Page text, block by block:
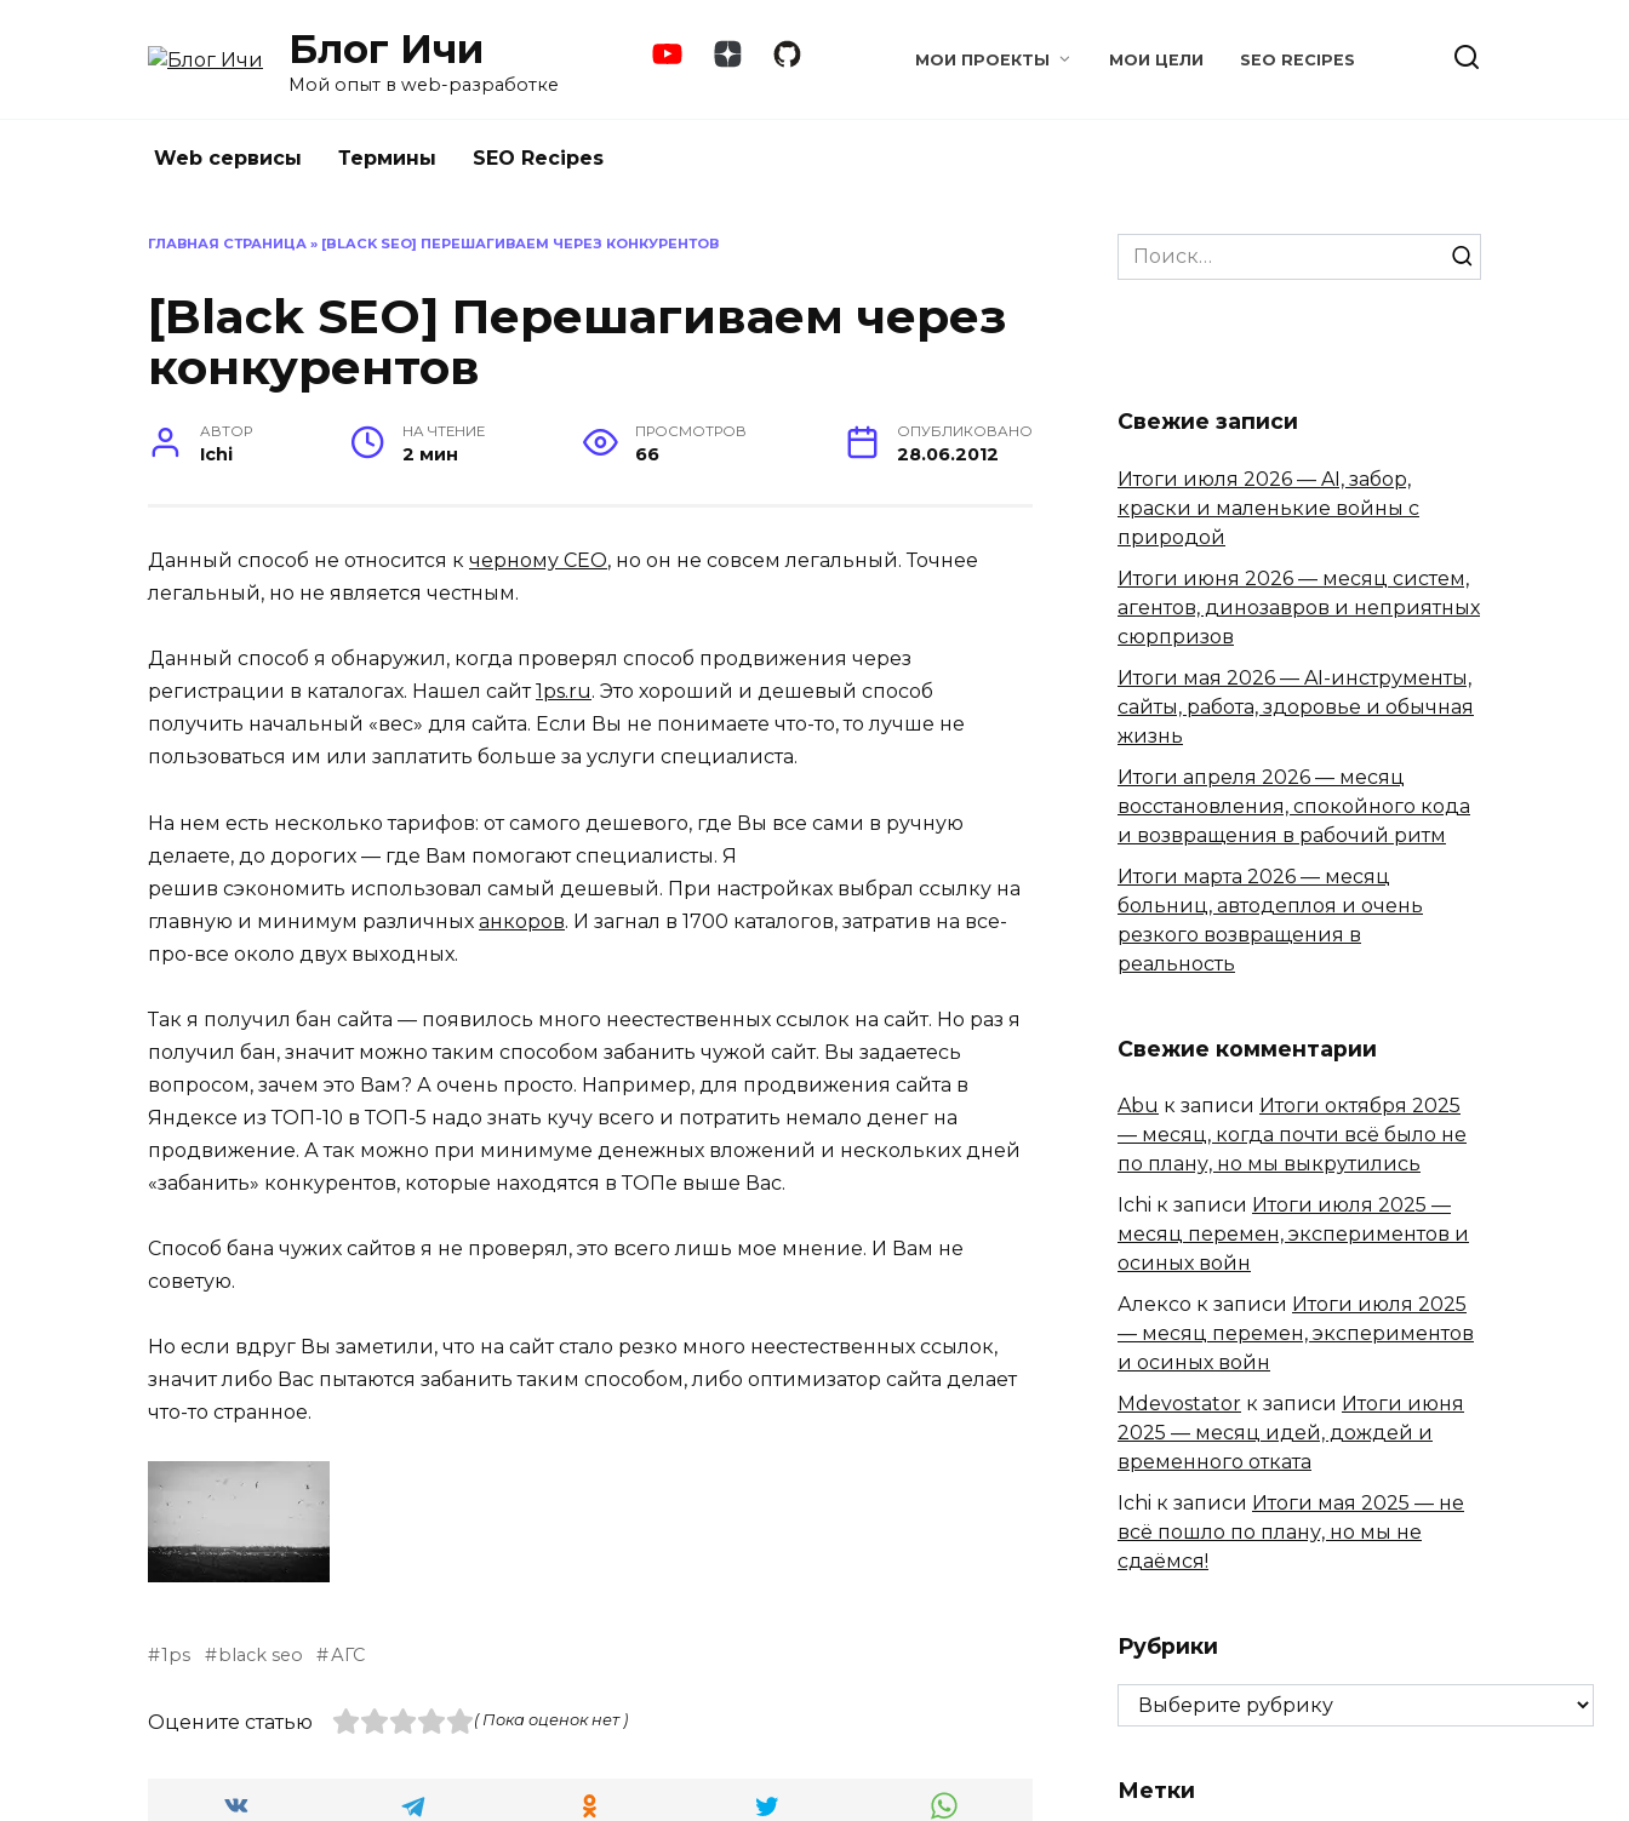
Блог Ичи
Мой опыт в web-разработке
МОИ ПРОЕКТЫ МОИ ЦЕЛИ SEO RECIPES
Web сервисы Термины SEO Recipes
ГЛАВНАЯ СТРАНИЦА » [BLACK SEO] ПЕРЕШАГИВАЕМ ЧЕРЕЗ КОНКУРЕНТОВ
[Black SEO] Перешагиваем через
конкурентов
АВТОР
Ichi
НА ЧТЕНИЕ
2 мин
ПРОСМОТРОВ
66
ОПУБЛИКОВАНО
28.06.2012
Данный способ не относится к черному СЕО, но он не совсем легальный. Точнее
легальный, но не является честным.
Данный способ я обнаружил, когда проверял способ продвижения через
регистрации в каталогах. Нашел сайт1ps.ru. Это хороший и дешевый способ
получить начальный «вес» для сайта. Если Вы не понимаете что-то, то лучше не
пользоваться им или заплатить больше за услуги специалиста.
На нем есть несколько тарифов: от самого дешевого, где Вы все сами в ручную
делаете, до дорогих — где Вам помогают специалисты. Я
решив сэкономить использовал самый дешевый. При настройках выбрал ссылку на
главную и минимум различных анкоров. И загнал в 1700 каталогов, затратив на все-
про-все около двух выходных.
Так я получил бан сайта — появилось много неестественных ссылок на сайт. Но раз я
получил бан, значит можно таким способом забанить чужой сайт. Вы задаетесь
вопросом, зачем это Вам? А очень просто. Например, для продвижения сайта в
Яндексе из ТОП-10 в ТОП-5 надо знать кучу всего и потратить немало денег на
продвижение. А так можно при минимуме денежных вложений и нескольких дней
«забанить» конкурентов, которые находятся в ТОПе выше Вас.
Способ бана чужих сайтов я не проверял, это всего лишь мое мнение. И Вам не
советую.
Но если вдруг Вы заметили, что на сайт стало резко много неестественных ссылок,
значит либо Вас пытаются забанить таким способом, либо оптимизатор сайта делает
что-то странное.
1ps black seo АГС
Оцените статью ( Пока оценок нет )
Search
for:
Свежие записи
Итоги июля 2026 — AI, забор,
краски и маленькие войны с
природой
Итоги июня 2026 — месяц систем,
агентов, динозавров и неприятных
сюрпризов
Итоги мая 2026 — AI-инструменты,
сайты, работа, здоровье и обычная
жизнь
Итоги апреля 2026 — месяц
восстановления, спокойного кода
и возвращения в рабочий ритм
Итоги марта 2026 — месяц
больниц, автодеплоя и очень
резкого возвращения в
реальность
Свежие комментарии
Abu к записи Итоги октября 2025
— месяц, когда почти всё было не
по плану, но мы выкрутились
Ichi к записи Итоги июля 2025 —
месяц перемен, экспериментов и
осиных войн
Алексо к записи Итоги июля 2025
— месяц перемен, экспериментов
и осиных войн
Mdevostator к записи Итоги июня
2025 — месяц идей, дождей и
временного отката
Ichi к записи Итоги мая 2025 — не
всё пошло по плану, но мы не
сдаёмся!
Рубрики
Рубрики
Метки